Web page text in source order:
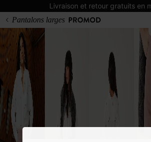
Livraison et retour gratuits en
Pantalons larges